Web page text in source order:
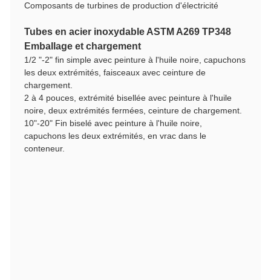
Composants de turbines de production d'électricité
Tubes en acier inoxydable ASTM A269 TP348
Emballage et chargement
1/2 "-2" fin simple avec peinture à l'huile noire, capuchons
les deux extrémités, faisceaux avec ceinture de
chargement.
2 à 4 pouces, extrémité bisellée avec peinture à l'huile
noire, deux extrémités fermées, ceinture de chargement.
10"-20" Fin biselé avec peinture à l'huile noire,
capuchons les deux extrémités, en vrac dans le
conteneur.